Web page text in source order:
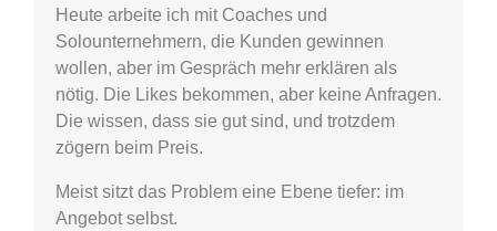
Heute arbeite ich mit Coaches und
Solounternehmern, die Kunden gewinnen
wollen, aber im Gespräch mehr erklären als
nötig. Die Likes bekommen, aber keine Anfragen.
Die wissen, dass sie gut sind, und trotzdem
zögern beim Preis.
Meist sitzt das Problem eine Ebene tiefer: im
Angebot selbst.